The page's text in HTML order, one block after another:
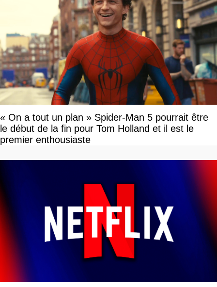
« On a tout un plan » Spider-Man 5 pourrait être
le début de la fin pour Tom Holland et il est le
premier enthousiaste